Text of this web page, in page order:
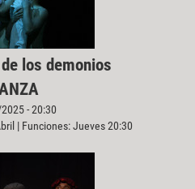
los demonios
- 20:30
| Funciones: Jueves 20:30